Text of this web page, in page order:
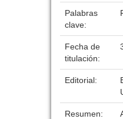
Palabras
clave:
Fecha de
titulación:
Editorial:
Resumen: